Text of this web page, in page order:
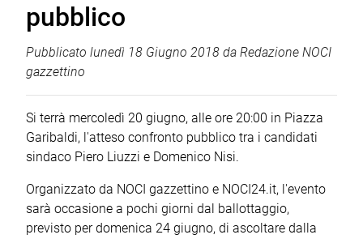
pubblico
Pubblicato lunedì 18 Giugno 2018 da Redazione NOCI
gazzettino
Si terrà mercoledì 20 giugno, alle ore 20:00 in Piazza
Garibaldi, l'atteso confronto pubblico tra i candidati
sindaco Piero Liuzzi e Domenico Nisi.
Organizzato da NOCI gazzettino e NOCI24.it, l'evento
sarà occasione a pochi giorni dal ballottaggio,
previsto per domenica 24 giugno, di ascoltare dalla